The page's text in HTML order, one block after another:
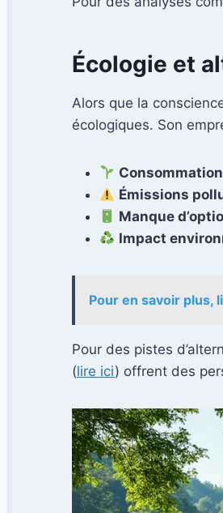
Écologie et
Alors que la
écologiques. Son
Émissions
Manque
Impact
Pour en savoir plus,
Pour des pistes
(lire ici) offrent des